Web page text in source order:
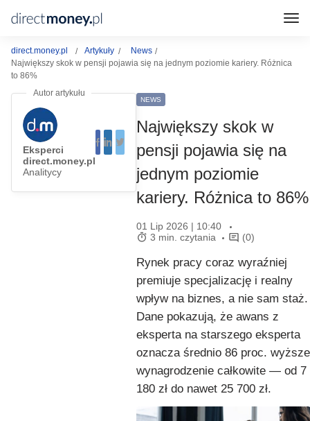
direct.money.pl Artykuły
News
Największy skok w pensji pojawia się na jednym poziomie kariery. Różnica
to 86%
Eksperci
direct.money.pl
Analitycy
NEWS
Największy skok w
pensji pojawia się na
jednym poziomie
kariery. Różnica to 86%
01 Lip 2026 | 10:40
3 min. czytania
(0)
Rynek pracy coraz wyraźniej
premiuje specjalizację i realny
wpływ na biznes, a nie sam staż.
Dane pokazują, że awans z
eksperta na starszego eksperta
oznacza średnio 86 proc. wyższe
wynagrodzenie całkowite — od 7
180 zł do nawet 25 700 zł.